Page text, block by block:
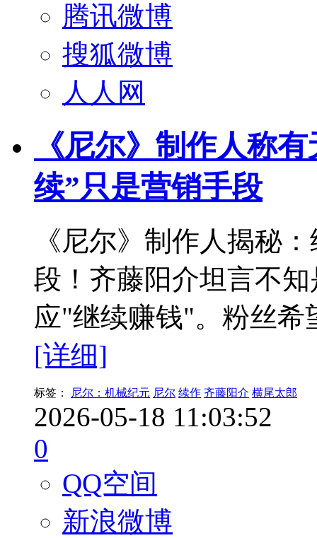
腾讯微博
搜狐微博
人人网
《尼尔》制作人称
续”只是营销手段
《尼尔》制作人揭秘
段！齐藤阳介坦言不
应"继续赚钱"。粉丝希
[详细]
标签： 尼尔：机械纪元 尼尔 续作 齐藤阳介 横尾太郎
2026-05-18 11:03:52
0
QQ空间
新浪微博